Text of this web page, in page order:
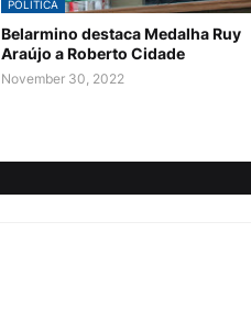
POLÍTICA
Belarmino destaca Medalha Ruy
Araújo a Roberto Cidade
November 30, 2022